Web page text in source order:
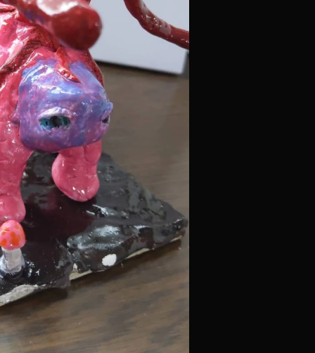
国オンラインアートフェス「Light Art 21/22」
みんなでつくるアートフェス。
オンラインでできる作品発表会で、
全国の人とつながろう！
年2月1日（日）～3月2日（月）にかけて第6回大会の作品を募集し
2026年3月8日（日）にHPで作品を公開しました。
2026年3月23日（月）にHPで表彰作品（40点程度）を発表しまし
​素敵な作品の数々をご覧ください。
第6回作品はこちら！